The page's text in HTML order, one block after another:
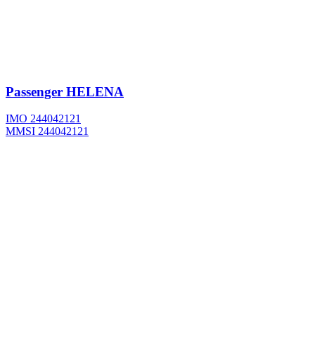
Passenger HELENA
IMO 244042121
MMSI 244042121